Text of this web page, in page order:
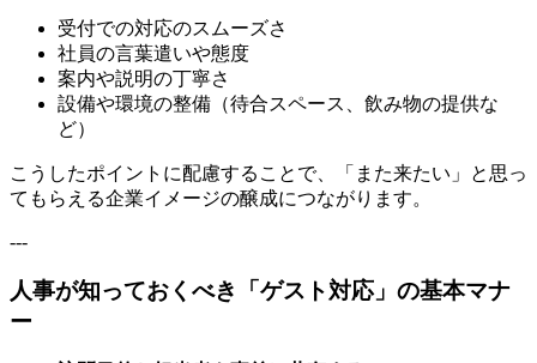
受付での対応のスムーズさ
社員の言葉遣いや態度
案内や説明の丁寧さ
設備や環境の整備（待合スペース、飲み物の提供な
ど）
こうしたポイントに配慮することで、「また来たい」と思っ
てもらえる企業イメージの醸成につながります。
---
人事が知っておくべき「ゲスト対応」の基本マナ
ー